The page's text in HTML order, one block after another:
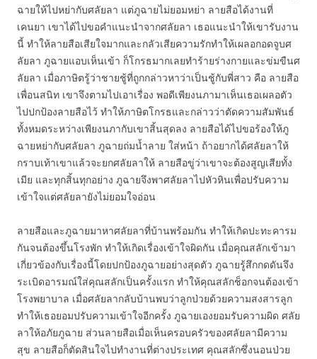
ฉายให้ไปหย่ากับศลัยลา แต่ภูฉายไม่ยอมหย่า ลายสือได้งานที่
เคนยา เขาได้ไปขอคำแนะนำจากศลัยลา เธอแนะนำให้เขารับงาน
นี้ ทำให้ลายสือเสียใจมากและกลัวเสียความรักทำให้เผลอกอดจูบศ
ลัยลา ภูฉายแอบเห็นเข้า ก็โกรธมากเลยทำร้ายร่างกายและข่มขืนศ
ลัยลา เมื่อภาษิตรู้ว่าชายชู้ที่ถูกกล่าวหาว่าเป็นชู้กับพี่สาว คือ ลายสือ
เพื่อนสนิท เขาจึงตามไปเอาเรื่อง พอดีเพียงนภามาเห็นเธอเผลอตัว
ไปปกป้องลายสือไว้ ทำให้ภาษิตโกรธและกล่าวว่าตัดความสัมพันธ์
ทั้งหมดระหว่างเพียงนภากับเขาสิ้นสุดลง ลายสือได้ไปขอร้องให้ภู
ฉายหย่ากับศลัยลา ภูฉายถ่มน้ำลาย ใส่หน้า ถ้าอยากได้ศลัยลาให้
กราบเท้าเขาแล้วจะยกศลัยลาให้ ลายสือขู่ว่าเขาจะต้องสูญเสียทั้ง
เมีย และทุกสิ้นทุกอย่าง ภูฉายจึงพาศลัยลาไปหัวหินเพื่อปรับความ
เข้าใจแต่ศลัยลายังไม่ยอมใจอ่อน
ลายสือและภูฉายมาหาศลัยลาที่บ้านพร้อมกัน ทำให้เกิดปะทะคารม
กันจนต้องขึ้นโรงพัก ทำให้เกิดเรื่องเข้าใจผิดกัน เมื่อคุณสลักเข้ามา
เกี่ยวข้องกับเรื่องนี้โดยปกป้องภูฉายอย่างสุดตัว ภูฉายรู้สึกกดดันจึง
ระเบิดอารมณ์ใส่คุณสลักเป็นครั้งแรก ทำให้คุณสลักช็อกจนต้องเข้า
โรงพยาบาล เมื่อศลัยลากลับบ้านพบว่าลูกป่วยด้วยความสงสารลูก
ทำให้เธอยอมปรับความเข้าใจอีกครั้ง ภูฉายเองยอมรับความผิด ศลัย
ลาให้อภัยภูฉาย ส่วนลายสือเมื่อเห็นครอบครัวของศลัยลามีความ
สุข ลายสือก็ตัดสินใจไปทำงานที่ต่างประเทศ คุณสลักซึ่งนอนป่วย